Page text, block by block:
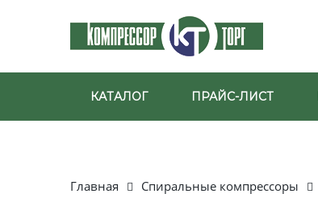
КАТАЛОГ ПРАЙС-ЛИСТ
Главная Спиральные компрессоры